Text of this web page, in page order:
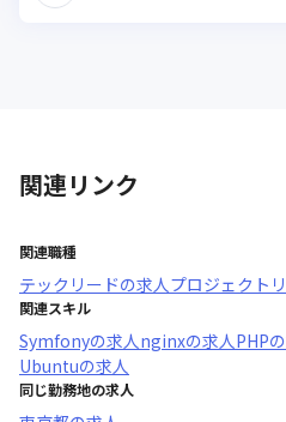
関連リンク
関連職種
テックリードの求人プロジェクト
関連スキル
Symfonyの求人nginxの求人PHP
Ubuntuの求人
同じ勤務地の求人